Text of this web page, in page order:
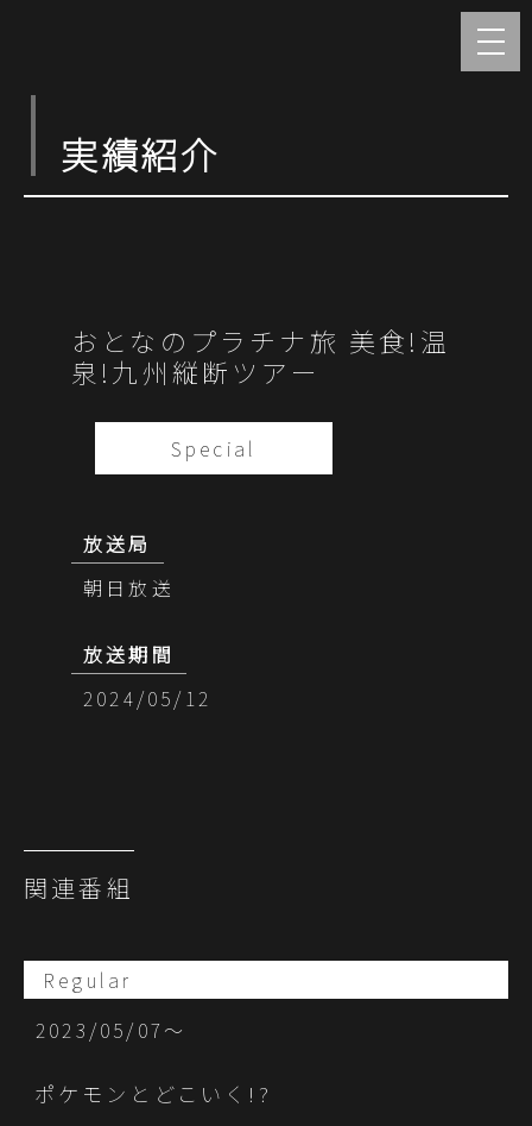
実績紹介
おとなのプラチナ旅 美食!温
泉!九州縦断ツアー
Special
放送局
朝日放送
放送期間
2024/05/12
関連番組
Regular
2023/05/07〜
ポケモンとどこいく!?